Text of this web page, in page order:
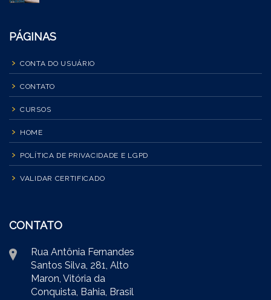
PÁGINAS
CONTA DO USUÁRIO
CONTATO
CURSOS
HOME
POLÍTICA DE PRIVACIDADE E LGPD
VALIDAR CERTIFICADO
CONTATO
Rua Antônia Fernandes
Santos Silva, 281, Alto
Maron, Vitória da
Conquista, Bahia, Brasil